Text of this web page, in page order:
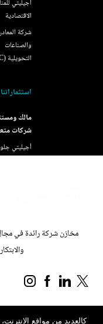
أجيليتي
الاقتصادية
شركة
والصناعات
التحويلية (MRC)
استثماراتنا
مالك
شركات
أجيليتي
مخازن شركة رائدة في
كالعديد من مواقع